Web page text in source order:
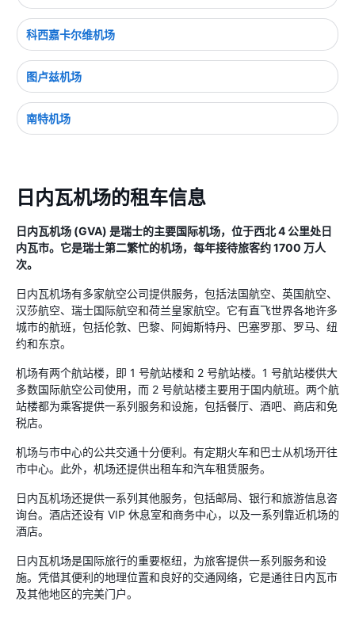
科西嘉卡尔维机场
图卢兹机场
南特机场
日内瓦机场的租车信息
日内瓦机场 (GVA) 是瑞士的主要国际机场，位于西北 4 公里处日
内瓦市。它是瑞士第二繁忙的机场，每年接待旅客约 1700 万人
次。
日内瓦机场有多家航空公司提供服务，包括法国航空、英国航空、
汉莎航空、瑞士国际航空和荷兰皇家航空。它有直飞世界各地许多
城市的航班，包括伦敦、巴黎、阿姆斯特丹、巴塞罗那、罗马、纽
约和东京。
机场有两个航站楼，即 1 号航站楼和 2 号航站楼。1 号航站楼供大
多数国际航空公司使用，而 2 号航站楼主要用于国内航班。两个航
站楼都为乘客提供一系列服务和设施，包括餐厅、酒吧、商店和免
税店。
机场与市中心的公共交通十分便利。有定期火车和巴士从机场开往
市中心。此外，机场还提供出租车和汽车租赁服务。
日内瓦机场还提供一系列其他服务，包括邮局、银行和旅游信息咨
询台。酒店还设有 VIP 休息室和商务中心，以及一系列靠近机场的
酒店。
日内瓦机场是国际旅行的重要枢纽，为旅客提供一系列服务和设
施。凭借其便利的地理位置和良好的交通网络，它是通往日内瓦市
及其他地区的完美门户。